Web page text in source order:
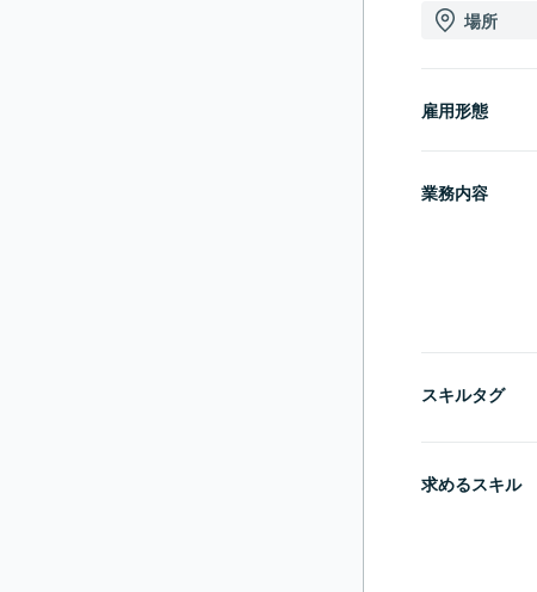
場所
雇用形態
業務内容
スキルタグ
求めるスキル